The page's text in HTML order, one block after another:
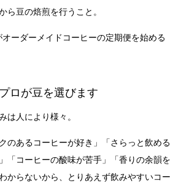
ら豆の焙煎を行うこと。
ーダーメイドコーヒーの定期便を始める
ロが豆を選びます
は人により様々。
のあるコーヒーが好き」「さらっと飲める
「コーヒーの酸味が苦手」「香りの余韻を
からないから、とりあえず飲みやすいコー